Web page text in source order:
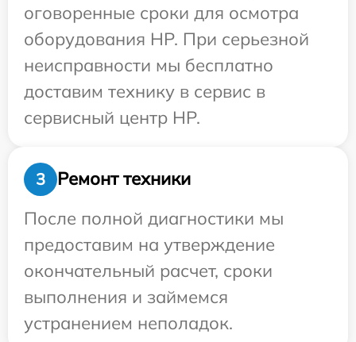
оговоренные сроки для осмотра
оборудования HP. При серьезной
неисправности мы бесплатно
доставим технику в сервис в
сервисный центр HP.
3
Ремонт техники
После полной диагностики мы
предоставим на утверждение
окончательный расчет, сроки
выполнения и займемся
устранением неполадок.